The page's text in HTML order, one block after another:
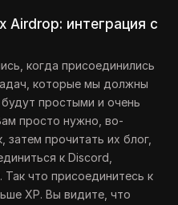
Airdrop: интеграция с
когда присоединились
которые мы должны
простыми и очень
просто нужно, во-
прочитать их блог,
к Discord,
что присоединитесь к
XP. Вы видите, что